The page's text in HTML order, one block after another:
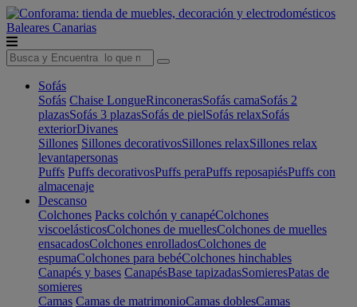
Baleares Canarias
Sofás
Sofás Chaise LongueRinconerasSofás camaSofás 2
plazasSofás 3 plazasSofás de pielSofás relaxSofás
exteriorDivanes
Sillones Sillones decorativosSillones relaxSillones relax
levantapersonas
Puffs Puffs decorativosPuffs peraPuffs reposapiésPuffs con
almacenaje
Descanso
Colchones Packs colchón y canapéColchones
viscoelásticosColchones de muellesColchones de muelles
ensacadosColchones enrolladosColchones de
espumaColchones para bebéColchones hinchables
Canapés y bases CanapésBase tapizadasSomieresPatas de
somieres
Camas Camas de matrimonioCamas doblesCamas